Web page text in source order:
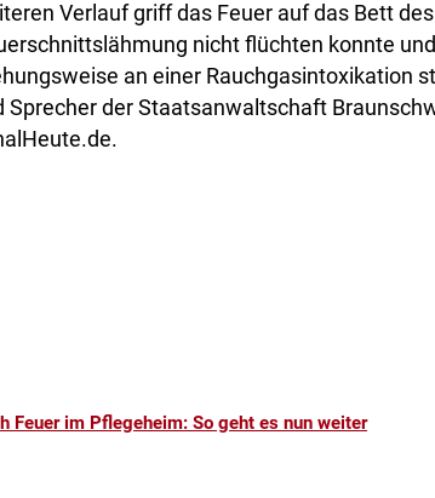
Verlauf griff das Feuer auf das Bett
nicht flüchten konnte
an einer Rauchgasintoxikation
Sprecher der Staatsanwaltschaft
Feuer im Pflegeheim: So geht es nun weiter